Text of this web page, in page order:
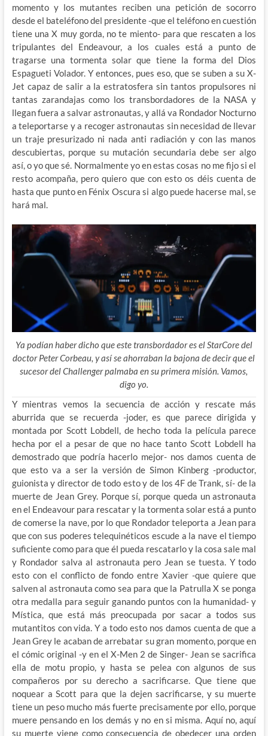
momento y los mutantes reciben una petición de socorro
desde el bateléfono del presidente -que el teléfono en cuestión
tiene una X muy gorda, no te miento- para que rescaten a los
tripulantes del Endeavour, a los cuales está a punto de
tragarse una tormenta solar que tiene la forma del Dios
Espagueti Volador. Y entonces, pues eso, que se suben a su X-
Jet capaz de salir a la estratosfera sin tantos propulsores ni
tantas zarandajas como los transbordadores de la NASA y
llegan fuera a salvar astronautas, y allá va Rondador Nocturno
a teleportarse y a recoger astronautas sin necesidad de llevar
un traje presurizado ni nada anti radiación y con las manos
descubiertas, porque su mutación secundaria debe ser algo
así, o yo que sé. Normalmente yo en estas cosas no me fijo si el
resto acompaña, pero quiero que con esto os déis cuenta de
hasta que punto en Fénix Oscura si algo puede hacerse mal, se
hará mal.
Ya podían haber dicho que este transbordador es el StarCore del
doctor Peter Corbeau, y así se ahorraban la bajona de decir que el
sucesor del Challenger palmaba en su primera misión. Vamos,
digo yo.
Y mientras vemos la secuencia de acción y rescate más
aburrida que se recuerda -joder, es que parece dirigida y
montada por Scott Lobdell, de hecho toda la película parece
hecha por el a pesar de que no hace tanto Scott Lobdell ha
demostrado que podría hacerlo mejor- nos damos cuenta de
que esto va a ser la versión de Simon Kinberg -productor,
guionista y director de todo esto y de los 4F de Trank, sí- de la
muerte de Jean Grey. Porque sí, porque queda un astronauta
en el Endeavour para rescatar y la tormenta solar está a punto
de comerse la nave, por lo que Rondador teleporta a Jean para
que con sus poderes telequinéticos escude a la nave el tiempo
suficiente como para que él pueda rescatarlo y la cosa sale mal
y Rondador salva al astronauta pero Jean se tuesta. Y todo
esto con el conflicto de fondo entre Xavier -que quiere que
salven al astronauta como sea para que la Patrulla X se ponga
otra medalla para seguir ganando puntos con la humanidad- y
Mística, que está más preocupada por sacar a todos sus
mutantitos con vida. Y a todo esto nos damos cuenta de que a
Jean Grey le acaban de arrebatar su gran momento, porque en
el cómic original -y en el X-Men 2 de Singer- Jean se sacrifica
ella de motu propio, y hasta se pelea con algunos de sus
compañeros por su derecho a sacrificarse. Que tiene que
noquear a Scott para que la dejen sacrificarse, y su muerte
tiene un peso mucho más fuerte precisamente por ello, porque
muere pensando en los demás y no en si misma. Aquí no, aquí
su muerte viene como consecuencia de obedecer una orden